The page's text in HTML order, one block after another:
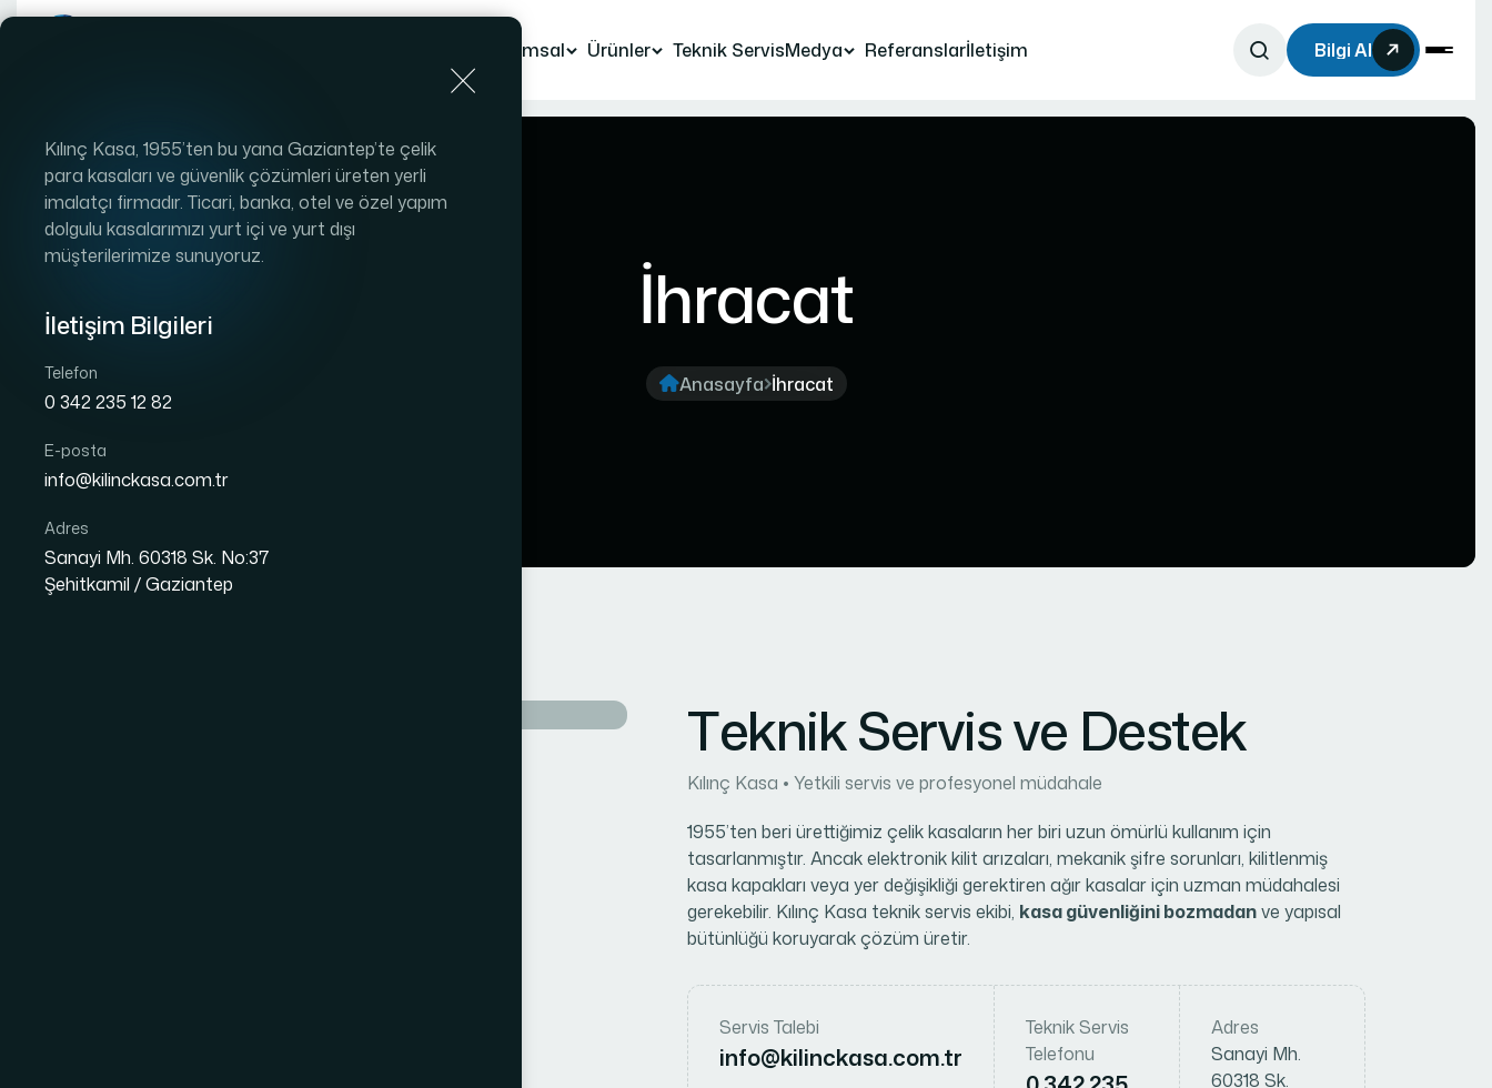
Kılınç Kasa, 1955’ten bu yana Gaziantep’te çelik
para kasaları ve güvenlik çözümleri üreten yerli
imalatçı firmadır. Ticari, banka, otel ve özel yapım
dolgulu kasalarımızı yurt içi ve yurt dışı
müşterilerimize sunuyoruz.
İletişim Bilgileri
Telefon
0 342 235 12 82
E-posta
info@kilinckasa.com.tr
Adres
Sanayi Mh. 60318 Sk. No:37
Şehitkamil / Gaziantep
Kurumsal Ürünler Teknik ServisMedya Referanslarİletişim Bilgi Al
İhracat
Anasayfa İhracat
TeknikServisve Destek
Kılınç Kasa • Yetkili servis ve profesyonel müdahale
1955’ten beri ürettiğimiz çelik kasaların her biri uzun ömürlü kullanım için
tasarlanmıştır. Ancak elektronik kilit arızaları, mekanik şifre sorunları, kilitlenmiş
kasa kapakları veya yer değişikliği gerektiren ağır kasalar için uzman müdahalesi
gerekebilir. Kılınç Kasa teknik servis ekibi, kasa güvenliğini bozmadanve yapısal
bütünlüğü koruyarak çözüm üretir.
Servis Talebi
info@kilinckasa.com.tr
Teknik Servis
Telefonu
Adres
Sanayi Mh.
60318 Sk.